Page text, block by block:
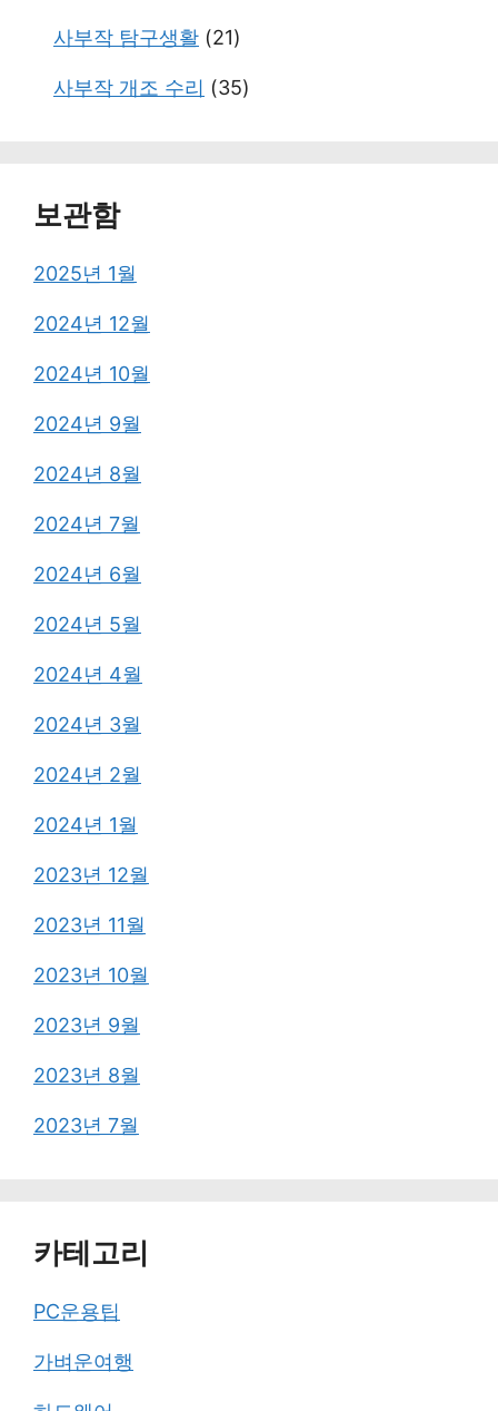
사부작 탐구생활 (21)
사부작 개조 수리 (35)
보관함
2025년 1월
2024년 12월
2024년 10월
2024년 9월
2024년 8월
2024년 7월
2024년 6월
2024년 5월
2024년 4월
2024년 3월
2024년 2월
2024년 1월
2023년 12월
2023년 11월
2023년 10월
2023년 9월
2023년 8월
2023년 7월
카테고리
PC운용팁
가벼운여행